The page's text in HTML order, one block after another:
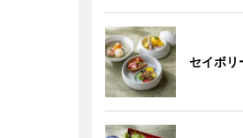
セイボリ